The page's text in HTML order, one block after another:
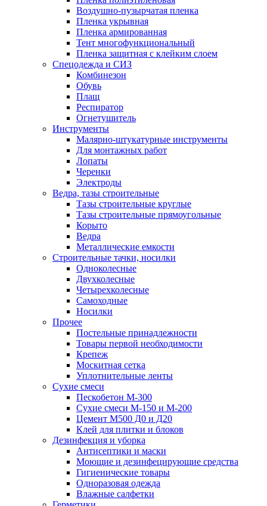
Воздушно-пузырчатая пленка
Пленка укрывная
Пленка армированная
Тент многофункциональный
Пленка защитная с клейким слоем
Спецодежда и СИЗ
Комбинезон
Обувь
Плащ
Респиратор
Огнетушитель
Инструменты
Малярно-штукатурные инструменты
Для монтажных работ
Лопаты
Черенки
Электроды
Ведра, тазы строительные
Тазы строительные круглые
Тазы строительные прямоугольные
Корыто
Ведра
Металлические емкости
Строительные тачки, носилки
Одноколесные
Двухколесные
Четырехколесные
Самоходные
Носилки
Прочее
Постельные принадлежности
Товары первой необходимости
Крепеж
Москитная сетка
Уплотнительные ленты
Сухие смеси
Пескобетон М-300
Сухие смеси М-150 и М-200
Цемент М500 Д0 и Д20
Клей для плитки и блоков
Дезинфекция и уборка
Антисептики и маски
Моющие и дезинфецирующие средства
Гигиенические товары
Одноразовая одежда
Влажные салфетки